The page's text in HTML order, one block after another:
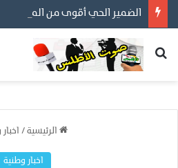
بحث عن
الرئيسية /
اخبار وطنية